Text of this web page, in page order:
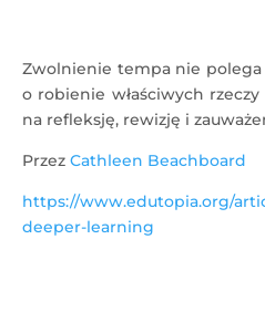
Zwolnienie tempa nie
o robienie właściwych
na refleksję, rewizję i
Przez Cathleen Beachboard
https://www.edutopia.org/
deeper-learning